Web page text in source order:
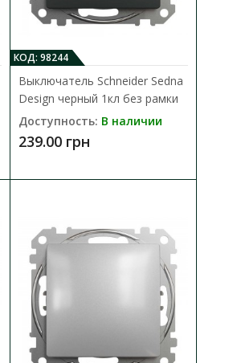
В сравнения
В закладки
В сравнения
В закладки
КОД: 98244
Выключатель Schneider Sedna
Design черный 1кл без рамки
Доступность: В наличии
239.00 грн